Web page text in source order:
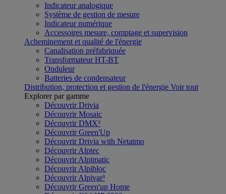
Indicateur analogique
Système de gestion de mesure
Indicateur numérique
Accessoires mesure, comptage et supervision
Acheminement et qualité de l'énergie
Canalisation préfabriquée
Transformateur HT-BT
Onduleur
Batteries de condensateur
Distribution, protection et gestion de l'énergie Voir tout
Explorer par gamme
Découvrir Drivia
Découvrir Mosaic
Découvrir DMX³
Découvrir Green'Up
Découvrir Drivia with Netatmo
Découvrir Alptec
Découvrir Alpimatic
Découvrir Alpibloc
Découvrir Alpivar³
Découvrir Green'up Home